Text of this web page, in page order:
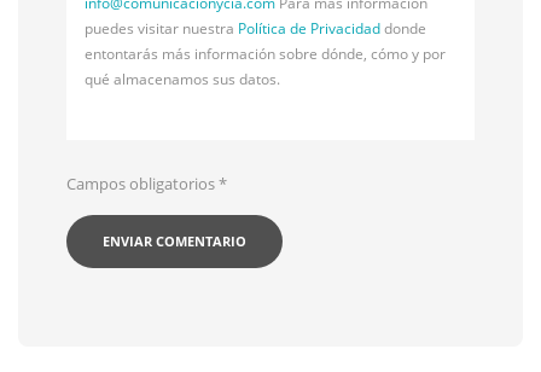
puedes visitar nuestra Política de Privacidaddonde
entontarás más información sobre dónde, cómo y por
qué almacenamos sus datos.
Campos obligatorios*